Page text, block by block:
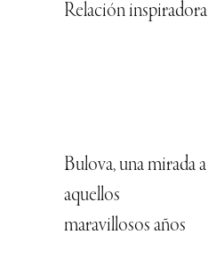
Relación inspiradora
Bulova, una mirada a
aquellos
maravillosos años